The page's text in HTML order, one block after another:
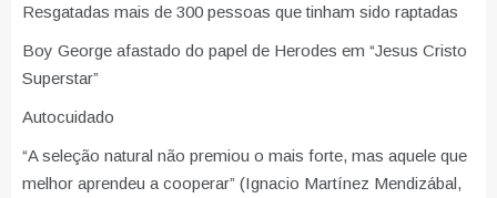
Resgatadas mais de 300 pessoas que tinham sido raptadas
Boy George afastado do papel de Herodes em “Jesus Cristo
Superstar”
Autocuidado
“A seleção natural não premiou o mais forte, mas aquele que
melhor aprendeu a cooperar” (Ignacio Martínez Mendizábal,